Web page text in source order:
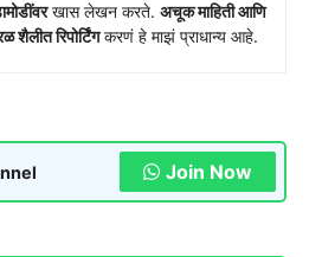
खास लेखन करते. अचूक माहिती आणि
रिपोर्टिंगकरणं हे माझं प्राधान्य आहे.
Join Now